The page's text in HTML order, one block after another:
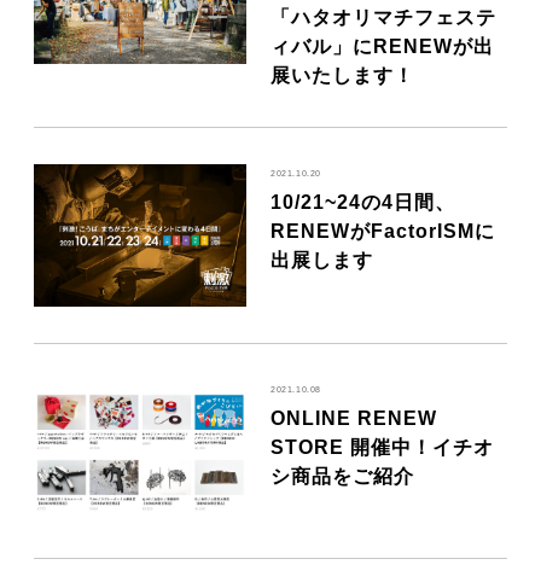
「ハタオリマチフェステ
ィバル」にRENEWが出
展いたします！
2021.10.20
10/21~24の4日間、
RENEWがFactorISMに
出展します
2021.10.08
ONLINE RENEW
STORE 開催中！イチオ
シ商品をご紹介